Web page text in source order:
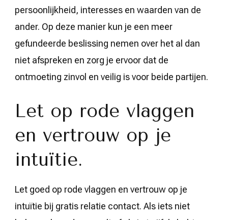
persoonlijkheid, interesses en waarden van de
ander. Op deze manier kun je een meer
gefundeerde beslissing nemen over het al dan
niet afspreken en zorg je ervoor dat de
ontmoeting zinvol en veilig is voor beide partijen.
Let op rode vlaggen
en vertrouw op je
intuïtie.
Let goed op rode vlaggen en vertrouw op je
intuïtie bij gratis relatie contact. Als iets niet